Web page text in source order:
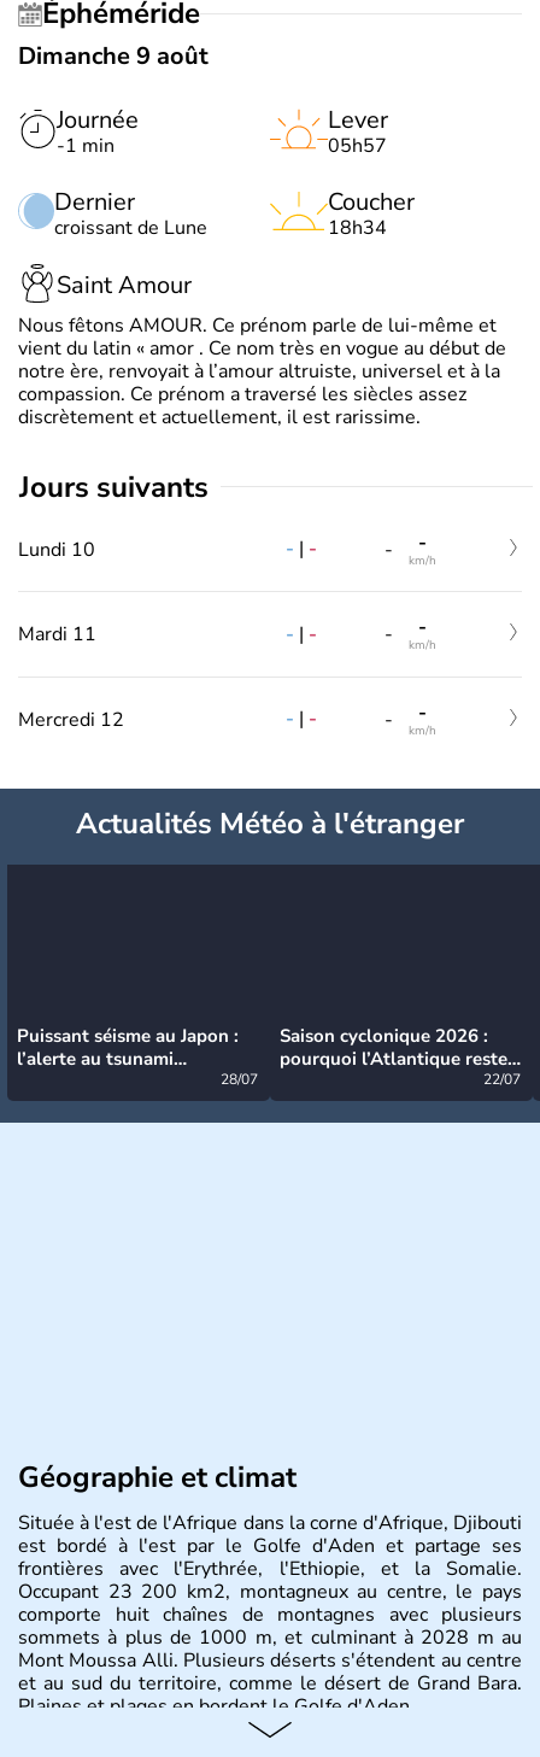
Éphéméride
Dimanche 9 août
Journée
-1 min
Dernier
croissant de Lune
Lever
05h57
Coucher
18h34
Saint Amour
Nous fêtons AMOUR. Ce prénom parle de lui-même et
vient du latin « amor . Ce nom très en vogue au début de
notre ère, renvoyait à l’amour altruiste, universel et à la
compassion. Ce prénom a traversé les siècles assez
discrètement et actuellement, il est rarissime.
jours suivants
Lundi 10 - | - - -
km/h
Mardi 11 - | - - -
km/h
Mercredi 12 - | - - -
km/h
Actualités Météo à l'étranger
Puissant séisme au Japon :
l’alerte au tsunami
28/07
Saison cyclonique 2026 :
pourquoi l’Atlantique reste
22/07
Géographie et climat
Située à l'est de l'Afrique dans la corne d'Afrique, Djibouti
est bordé à l'est par le Golfe d'Aden et partage ses
frontières avec l'Erythrée, l'Ethiopie, et la Somalie.
Occupant 23 200 km2, montagneux au centre, le pays
comporte huit chaînes de montagnes avec plusieurs
sommets à plus de 1000 m, et culminant à 2028 m au
Mont Moussa Alli. Plusieurs déserts s'étendent au centre
et au sud du territoire, comme le désert de Grand Bara.
Plaines et plages en bordent le Golfe d'Aden.